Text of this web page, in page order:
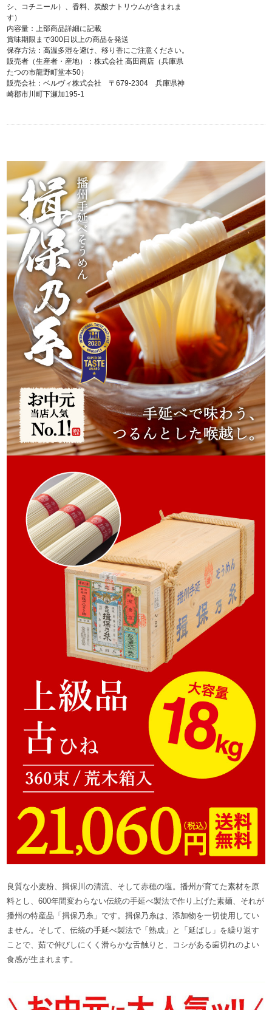
シ、コチニール）、香料、炭酸ナトリウムが含まれま
す）
内容量：上部商品詳細に記載
賞味期限まで300日以上の商品を発送
保存方法：高温多湿を避け、移り香にご注意ください。
販売者（生産者・産地）：株式会社 高田商店（兵庫県
たつの市龍野町堂本50）
販売会社：ベルヴィ株式会社 〒679-2304 兵庫県神
崎郡市川町下瀬加195-1
良質な小麦粉、揖保川の清流、そして赤穂の塩。播州が育てた素材を原
料とし、600年間変わらない伝統の手延べ製法で作り上げた素麺、それが
播州の特産品「揖保乃糸」です。揖保乃糸は、添加物を一切使用してい
ません。そして、伝統の手延べ製法で「熟成」と「延ばし」を繰り返す
ことで、茹で伸びしにくく滑らかな舌触りと、コシがある歯切れのよい
食感が生まれます。